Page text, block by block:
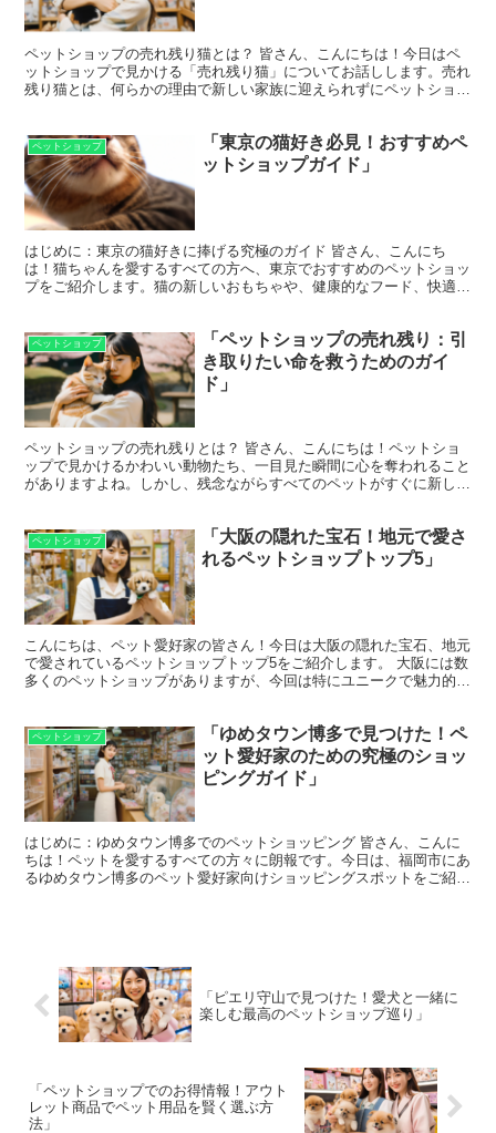
ペットショップの売れ残り猫とは？ 皆さん、こんにちは！今日はペ
ットショップで見かける「売れ残り猫」についてお話しします。売れ
残り猫とは、何らかの理由で新しい家族に迎えられずにペットショッ
ペットショップ
「東京の猫好き必見！おすすめペ
ットショップガイド」
はじめに：東京の猫好きに捧げる究極のガイド 皆さん、こんにち
は！猫ちゃんを愛するすべての方へ、東京でおすすめのペットショッ
プをご紹介します。猫の新しいおもちゃや、健康的なフード、快適な
ペットショップ
「ペットショップの売れ残り：引
き取りたい命を救うためのガイ
ド」
ペットショップの売れ残りとは？ 皆さん、こんにちは！ペットショ
ップで見かけるかわいい動物たち、一目見た瞬間に心を奪われること
がありますよね。しかし、残念ながらすべてのペットがすぐに新しい
ペットショップ
「大阪の隠れた宝石！地元で愛さ
れるペットショップトップ5」
こんにちは、ペット愛好家の皆さん！今日は大阪の隠れた宝石、地元
で愛されているペットショップトップ5をご紹介します。 大阪には数
多くのペットショップがありますが、今回は特にユニークで魅力的な
ペットショップ
「ゆめタウン博多で見つけた！ペ
ット愛好家のための究極のショッ
ピングガイド」
はじめに：ゆめタウン博多でのペットショッピング 皆さん、こんに
ちは！ペットを愛するすべての方々に朗報です。今日は、福岡市にあ
るゆめタウン博多のペット愛好家向けショッピングスポットをご紹介
「ピエリ守山で見つけた！愛犬と一緒に
楽しむ最高のペットショップ巡り」
「ペットショップでのお得情報！アウト
レット商品でペット用品を賢く選ぶ方
法」